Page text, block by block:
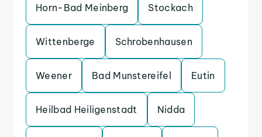
Horn-Bad Meinberg Stockach
Wittenberge Schrobenhausen
Weener Bad Munstereifel Eutin
Heilbad Heiligenstadt Nidda